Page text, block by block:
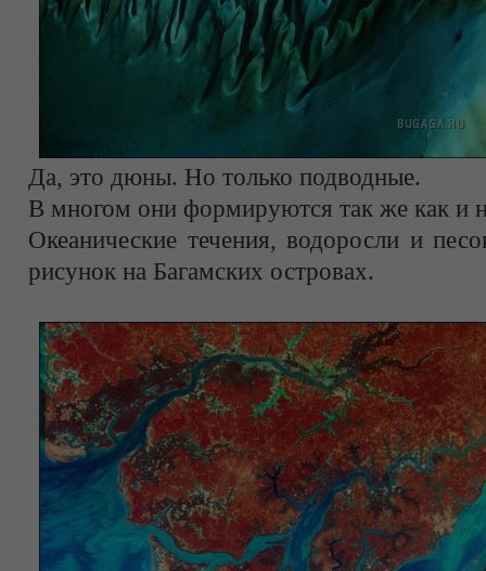
Да, это дюны. Но только подводные.
В многом они формируются так же как и
Океанические течения, водоросли и
рисунок на Багамских островах.